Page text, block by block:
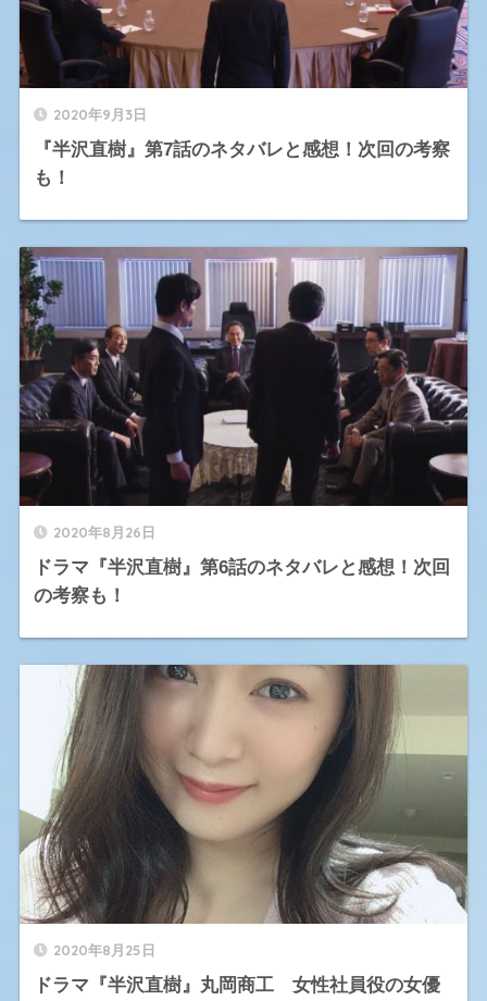
2020年9月3日
『半沢直樹』第7話のネタバレと感想！次回の考察
も！
2020年8月26日
ドラマ『半沢直樹』第6話のネタバレと感想！次回
の考察も！
2020年8月25日
ドラマ『半沢直樹』丸岡商工 女性社員役の女優